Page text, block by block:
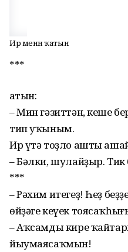
Ир менән ҡатын
***
Ҡатын:
– Мин гәзиттән, кеше
тип уҡыным.
Ир үтә тоҙло ашты
– Бәлки, шулайҙыр.
***
– Рәхим итегеҙ! Һеҙ
өйҙәге кеүек
– Аҡсамды кире
йыумая­саҡмын!